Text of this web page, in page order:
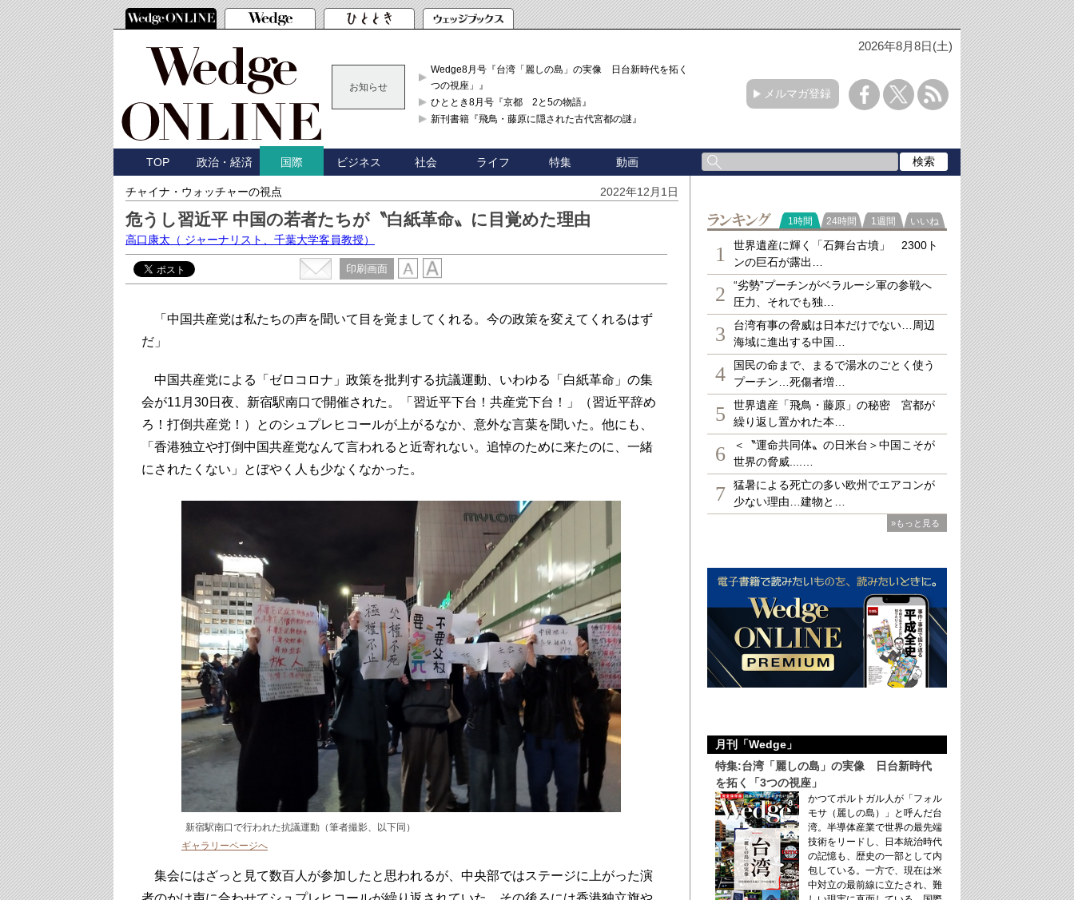
2026年8月8日(土)
お知らせ
Wedge8月号『台湾「麗しの島」の実像 日台新時代を拓く「3
つの視座」』
ひととき8月号『京都 2と5の物語』
新刊書籍『飛鳥・藤原に隠された古代宮都の謎』
メルマガ登録
TOP 政治・経済 国際 ビジネス 社会 ライフ 特集 動画
チャイナ・ウォッチャーの視点 2022年12月1日
危うし習近平 中国の若者たちが〝白紙革命〟に目覚めた理由
高口康太 （ ジャーナリスト、千葉大学客員教授）
印刷画面
「中国共産党は私たちの声を聞いて目を覚ましてくれる。今の政策を変えてくれるはず
だ」
中国共産党による「ゼロコロナ」政策を批判する抗議運動、いわゆる「白紙革命」の集
会が11月30日夜、新宿駅南口で開催された。「習近平下台！共産党下台！」（習近平辞め
ろ！打倒共産党！）とのシュプレヒコールが上がるなか、意外な言葉を聞いた。他にも、
「香港独立や打倒中国共産党なんて言われると近寄れない。追悼のために来たのに、一緒
にされたくない」とぼやく人も少なくなかった。
新宿駅南口で行われた抗議運動（筆者撮影、以下同）
ギャラリーページへ
集会にはざっと見て数百人が参加したと思われるが、中央部ではステージに上がった演
ランキング
1時間 24時間 1週間 いいね
1
世界遺産に輝く「石舞台古墳」 2300ト
ンの巨石が露出…
2
“劣勢”プーチンがベラルーシ軍の参戦へ
圧力、それでも独…
3
台湾有事の脅威は日本だけでない…周辺
海域に進出する中国…
4
国民の命まで、まるで湯水のごとく使う
プーチン…死傷者増…
5
世界遺産「飛鳥・藤原」の秘密 宮都が
繰り返し置かれた本…
6
＜〝運命共同体〟の日米台＞中国こそが
世界の脅威....…
7
猛暑による死亡の多い欧州でエアコンが
少ない理由…建物と…
»もっと見る
月刊「Wedge」
特集:台湾「麗しの島」の実像 日台新時代
を拓く「3つの視座」
かつてポルトガル人が「フォル
モサ（麗しの島）」と呼んだ台
湾。半導体産業で世界の最先端
技術をリードし、日本統治時代
の記憶も、歴史の一部として内
包している。一方で、現在は米
中対立の最前線に立たされ、難